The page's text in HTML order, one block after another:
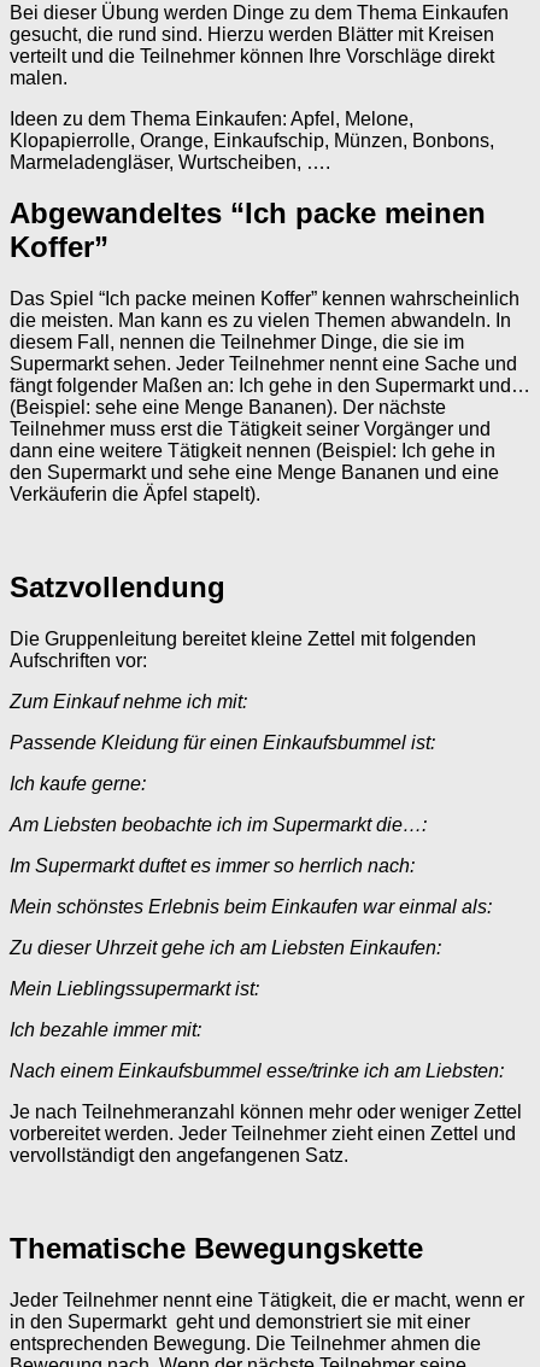
Bei dieser Übung werden Dinge zu dem Thema Einkaufen
gesucht, die rund sind. Hierzu werden Blätter mit Kreisen
verteilt und die Teilnehmer können Ihre Vorschläge direkt
malen.
Ideen zu dem Thema Einkaufen: Apfel, Melone,
Klopapierrolle, Orange, Einkaufschip, Münzen, Bonbons,
Marmeladengläser, Wurtscheiben, ….
Abgewandeltes “Ich packe meinen
Koffer”
Das Spiel “Ich packe meinen Koffer” kennen wahrscheinlich
die meisten. Man kann es zu vielen Themen abwandeln. In
diesem Fall, nennen die Teilnehmer Dinge, die sie im
Supermarkt sehen. Jeder Teilnehmer nennt eine Sache und
fängt folgender Maßen an: Ich gehe in den Supermarkt und…
(Beispiel: sehe eine Menge Bananen). Der nächste
Teilnehmer muss erst die Tätigkeit seiner Vorgänger und
dann eine weitere Tätigkeit nennen (Beispiel: Ich gehe in
den Supermarkt und sehe eine Menge Bananen und eine
Verkäuferin die Äpfel stapelt).
Satzvollendung
Die Gruppenleitung bereitet kleine Zettel mit folgenden
Aufschriften vor:
Zum Einkauf nehme ich mit:
Passende Kleidung für einen Einkaufsbummel ist:
Ich kaufe gerne:
Am Liebsten beobachte ich im Supermarkt die…:
Im Supermarkt duftet es immer so herrlich nach:
Mein schönstes Erlebnis beim Einkaufen war einmal als:
Zu dieser Uhrzeit gehe ich am Liebsten Einkaufen:
Mein Lieblingssupermarkt ist:
Ich bezahle immer mit:
Nach einem Einkaufsbummel esse/trinke ich am Liebsten:
Je nach Teilnehmeranzahl können mehr oder weniger Zettel
vorbereitet werden. Jeder Teilnehmer zieht einen Zettel und
vervollständigt den angefangenen Satz.
Thematische Bewegungskette
Jeder Teilnehmer nennt eine Tätigkeit, die er macht, wenn er
in den Supermarkt geht und demonstriert sie mit einer
entsprechenden Bewegung. Die Teilnehmer ahmen die